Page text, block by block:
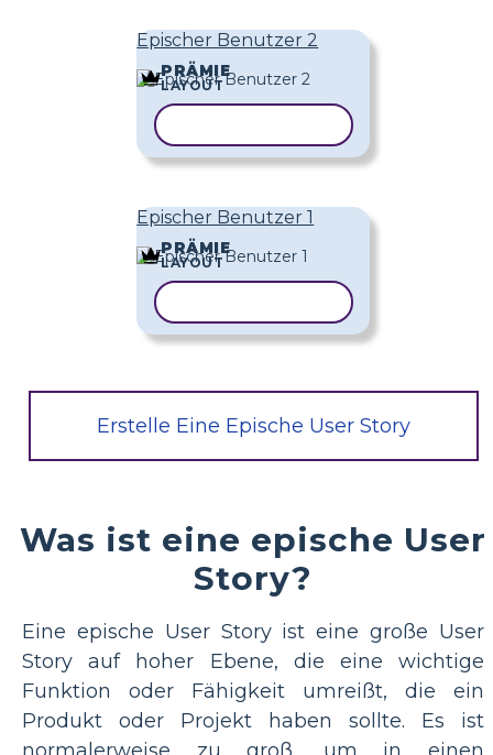
Epischer Benutzer 2
PRÄMIE
LAYOUT
Epischer Benutzer 1
PRÄMIE
LAYOUT
Erstelle Eine Epische User Story
Was ist eine epische User
Story?
Eine epische User Story ist eine große User
Story auf hoher Ebene, die eine wichtige
Funktion oder Fähigkeit umreißt, die ein
Produkt oder Projekt haben sollte. Es ist